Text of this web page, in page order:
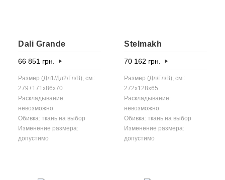
Dali Grande
66 851 грн.
Размер (Дл1/Дл2/Гл/В), см.:
279+171x86x70
Раскладывание:
невозможно
Обивка: ткань на выбор
Изменение размера:
допустимо
Stelmakh
70 162 грн.
Размер (Дл/Гл/В), см.:
272x128x65
Раскладывание:
невозможно
Обивка: ткань на выбор
Изменение размера:
допустимо